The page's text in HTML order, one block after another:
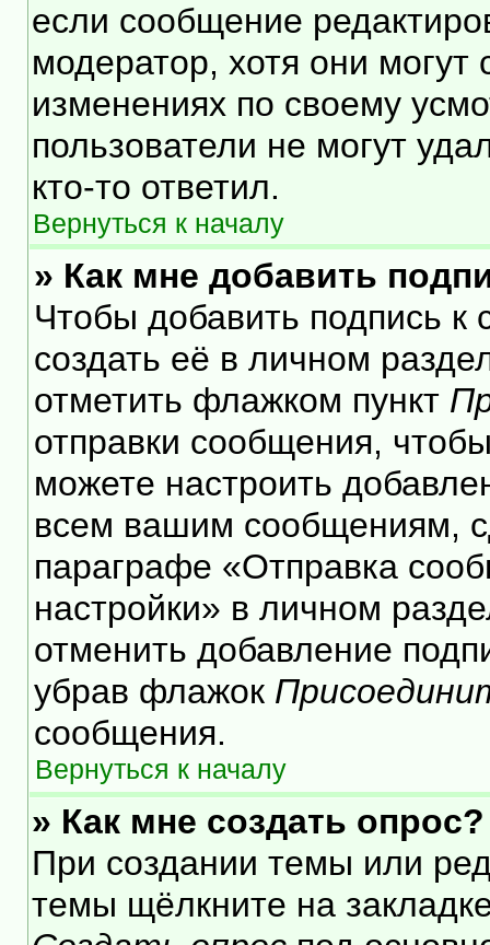
если сообщение
модератор, хотя они
изменениях по своему
пользователи не могут
кто-то ответил.
Вернуться к началу
» Как мне добавить
Чтобы добавить подпись
создать её в личном
отметить флажком пункт
отправки сообщения,
можете настроить
всем вашим сообщениям,
параграфе «Отправка
настройки» в личном
отменить добавление
убрав флажок
сообщения.
Вернуться к началу
» Как мне создать опрос?
При создании темы или
темы щёлкните на